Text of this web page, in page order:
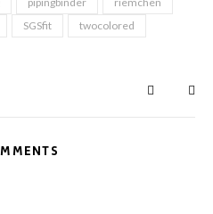
SGSfit
twocolored